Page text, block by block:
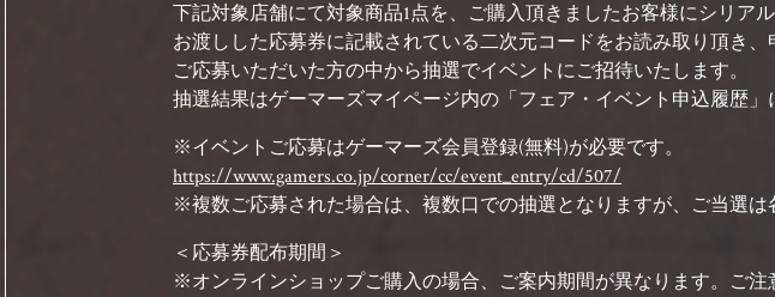
下記対象店舗にて対象商品1点を、ご購入頂きましたお客様にシリア
お渡しした応募券に記載されている二次元コードをお読み取り頂き
ご応募いただいた方の中から抽選でイベントにご招待いたします。
抽選結果はゲーマーズマイページ内の「フェア・イベント申込履歴」
※イベントご応募はゲーマーズ会員登録(無料)が必要です。
https://www.gamers.co.jp/corner/cc/event_entry/cd/507/
※複数ご応募された場合は、複数口での抽選となりますが、ご当選は
＜応募券配布期間＞
※オンラインショップご購入の場合、ご案内期間が異なります。ご注